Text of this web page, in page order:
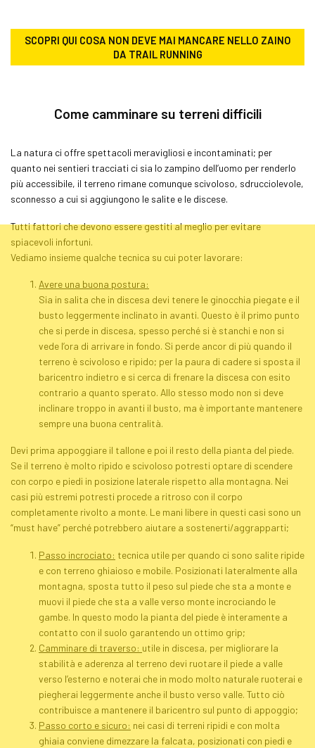
SCOPRI QUI COSA NON DEVE MAI MANCARE NELLO ZAINO
DA TRAIL RUNNING
Come camminare su terreni difficili
La natura ci offre spettacoli meravigliosi e incontaminati; per
quanto nei sentieri tracciati ci sia lo zampino dell’uomo per renderlo
più accessibile, il terreno rimane comunque scivoloso, sdrucciolevole,
sconnesso a cui si aggiungono le salite e le discese.
Tutti fattori che devono essere gestiti al meglio per evitare
spiacevoli infortuni.
Vediamo insieme qualche tecnica su cui poter lavorare:
Avere una buona postura:
Sia in salita che in discesa devi tenere le ginocchia piegate e il
busto leggermente inclinato in avanti. Questo è il primo punto
che si perde in discesa, spesso perché si è stanchi e non si
vede l’ora di arrivare in fondo. Si perde ancor di più quando il
terreno è scivoloso e ripido; per la paura di cadere si sposta il
baricentro indietro e si cerca di frenare la discesa con esito
contrario a quanto sperato. Allo stesso modo non si deve
inclinare troppo in avanti il busto, ma è importante mantenere
sempre una buona centralità.
Devi prima appoggiare il tallone e poi il resto della pianta del piede.
Se il terreno è molto ripido e scivoloso potresti optare di scendere
con corpo e piedi in posizione laterale rispetto alla montagna. Nei
casi più estremi potresti procede a ritroso con il corpo
completamente rivolto a monte. Le mani libere in questi casi sono un
“must have” perché potrebbero aiutare a sostenerti/aggrapparti;
Passo incrociato: tecnica utile per quando ci sono salite ripide
e con terreno ghiaioso e mobile. Posizionati lateralmente alla
montagna, sposta tutto il peso sul piede che sta a monte e
muovi il piede che sta a valle verso monte incrociando le
gambe. In questo modo la pianta del piede è interamente a
contatto con il suolo garantendo un ottimo grip;
Camminare di traverso: utile in discesa, per migliorare la
stabilità e aderenza al terreno devi ruotare il piede a valle
verso l’esterno e noterai che in modo molto naturale ruoterai e
piegherai leggermente anche il busto verso valle. Tutto ciò
contribuisce a mantenere il baricentro sul punto di appoggio;
Passo corto e sicuro: nei casi di terreni ripidi e con molta
ghiaia conviene dimezzare la falcata, posizionati con piedi e